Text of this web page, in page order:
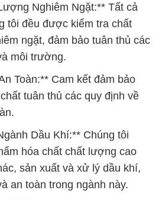
Nghiêm Ngặt:** Tất cả
tôi đều được kiểm tra chất
ngặt, đảm bảo tuân thủ các
môi trường.
Toàn:** Cam kết đảm bảo
tuân thủ các quy định về
Dầu Khí:** Chúng tôi
hóa chất chất lượng cao
sản xuất và xử lý dầu khí,
an toàn trong ngành này.